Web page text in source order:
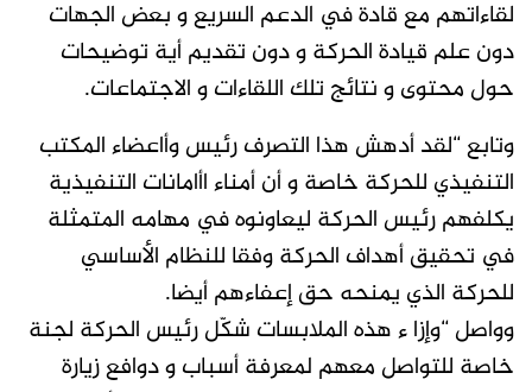
لقاءاتهم مع قادة في الدعم السريع و بعض الجهات
دون علم قيادة الحركة و دون تقديم أية توضيحات
حول محتوى و نتائج تلك اللقاءات و الاجتماعات.
وتابع “لقد أدهش هذا التصرف رئيس وأاعضاء المكتب
التنفيذي للحركة خاصة و أن أمناء اأامانات التنفيذية
يكلفهم رئيس الحركة ليعاونوه في مهامه المتمثلة
في تحقيق أهداف الحركة وفقا للنظام الأساسي
للحركة الذي يمنحه حق إعفاءهم أيضا.
وواصل “وإزا ء هذه الملابسات شكّل رئيس الحركة لجنة
خاصة للتواصل معهم لمعرفة أسباب و دوافع زيارة